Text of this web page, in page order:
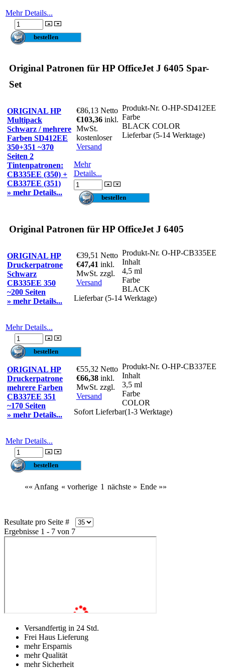
Mehr Details...
Original Patronen für HP OfficeJet J 6405 Spar-
Set
ORIGINAL HP
Multipack
Schwarz / mehrere
Farben SD412EE
350+351 ~370
Seiten 2
Tintenpatronen:
CB335EE (350) +
CB337EE (351)
» mehr Details...
€86,13 Netto
€103,36 inkl.
MwSt.
kostenloser
Versand
Produkt-Nr. O-HP-SD412EE
Farbe
BLACK COLOR
Lieferbar (5-14 Werktage)
Mehr
Details...
Original Patronen für HP OfficeJet J 6405
ORIGINAL HP
Druckerpatrone
Schwarz
CB335EE 350
~200 Seiten
» mehr Details...
€39,51 Netto
€47,41 inkl.
MwSt. zzgl.
Versand
Produkt-Nr. O-HP-CB335EE
Inhalt
4,5 ml
Farbe
BLACK
Lieferbar (5-14 Werktage)
Mehr Details...
ORIGINAL HP
Druckerpatrone
mehrere Farben
CB337EE 351
~170 Seiten
» mehr Details...
€55,32 Netto
€66,38 inkl.
MwSt. zzgl.
Versand
Produkt-Nr. O-HP-CB337EE
Inhalt
3,5 ml
Farbe
COLOR
Sofort Lieferbar(1-3 Werktage)
Mehr Details...
«« Anfang « vorherige 1 nächste » Ende »»
Resultate pro Seite #
Ergebnisse 1 - 7 von 7
Versandfertig in 24 Std.
Frei Haus Lieferung
mehr Ersparnis
mehr Qualität
mehr Sicherheit